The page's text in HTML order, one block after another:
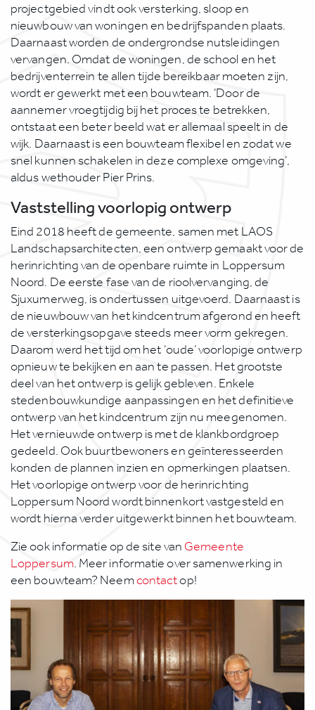
projectgebied vindt ook versterking, sloop en
nieuwbouw van woningen en bedrijfspanden plaats.
Daarnaast worden de ondergrondse nutsleidingen
vervangen. Omdat de woningen, de school en het
bedrijventerrein te allen tijde bereikbaar moeten zijn,
wordt er gewerkt met een bouwteam. ‘Door de
aannemer vroegtijdig bij het proces te betrekken,
ontstaat een beter beeld wat er allemaal speelt in de
wijk. Daarnaast is een bouwteam flexibel en zodat we
snel kunnen schakelen in deze complexe omgeving’,
aldus wethouder Pier Prins.
Vaststelling voorlopig ontwerp
Eind 2018 heeft de gemeente, samen met LAOS
Landschapsarchitecten, een ontwerp gemaakt voor de
herinrichting van de openbare ruimte in Loppersum
Noord. De eerste fase van de rioolvervanging, de
Sjuxumerweg, is ondertussen uitgevoerd. Daarnaast is
de nieuwbouw van het kindcentrum afgerond en heeft
de versterkingsopgave steeds meer vorm gekregen.
Daarom werd het tijd om het ‘oude’ voorlopige ontwerp
opnieuw te bekijken en aan te passen. Het grootste
deel van het ontwerp is gelijk gebleven. Enkele
stedenbouwkundige aanpassingen en het definitieve
ontwerp van het kindcentrum zijn nu meegenomen.
Het vernieuwde ontwerp is met de klankbordgroep
gedeeld. Ook buurtbewoners en geïnteresseerden
konden de plannen inzien en opmerkingen plaatsen.
Het voorlopige ontwerp voor de herinrichting
Loppersum Noord wordt binnenkort vastgesteld en
wordt hierna verder uitgewerkt binnen het bouwteam.
Zie ook informatie op de site van Gemeente
Loppersum. Meer informatie over samenwerking in
een bouwteam? Neemcontactop!